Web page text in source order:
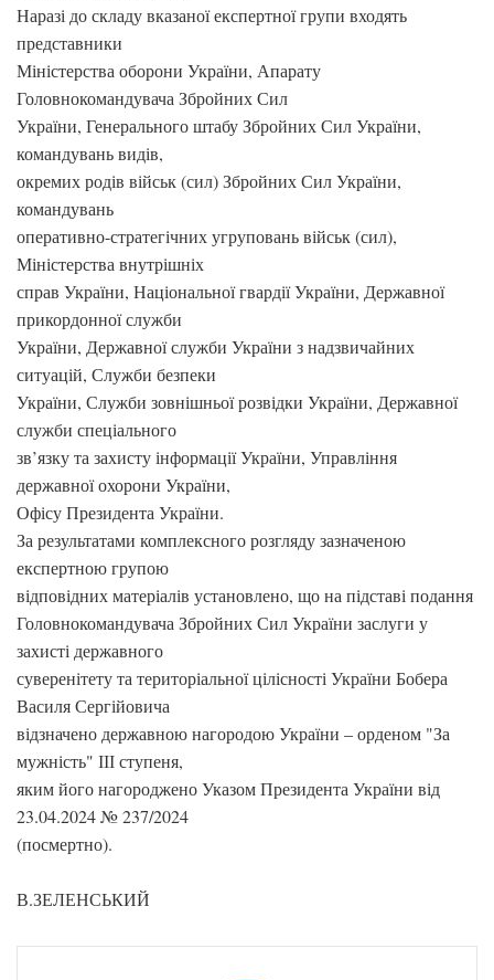
Наразі до складу вказаної експертної групи входять
представники
Міністерства оборони України, Апарату
Головнокомандувача Збройних Сил
України, Генерального штабу Збройних Сил України,
командувань видів,
окремих родів військ (сил) Збройних Сил України,
командувань
оперативно-стратегічних угруповань військ (сил),
Міністерства внутрішніх
справ України, Національної гвардії України, Державної
прикордонної служби
України, Державної служби України з надзвичайних
ситуацій, Служби безпеки
України, Служби зовнішньої розвідки України, Державної
служби спеціального
зв’язку та захисту інформації України, Управління
державної охорони України,
Офісу Президента України.
За результатами комплексного розгляду зазначеною
експертною групою
відповідних матеріалів установлено, що на підставі подання
Головнокомандувача Збройних Сил України заслуги у
захисті державного
суверенітету та територіальної цілісності України Бобера
Василя Сергійовича
відзначено державною нагородою України – орденом "За
мужність" ІІІ ступеня,
яким його нагороджено Указом Президента України від
23.04.2024 № 237/2024
(посмертно).
В.ЗЕЛЕНСЬКИЙ